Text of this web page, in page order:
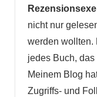
nicht nur
werden wollten.
jedes Buch,
Meinem Blog
Zugriffs- und